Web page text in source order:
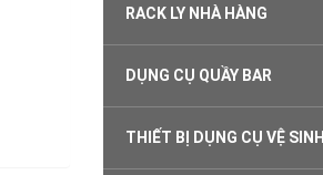
RACK LY NHÀ HÀNG
DỤNG CỤ QUẦY BAR
THIẾT BỊ DỤNG CỤ VỆ SINH